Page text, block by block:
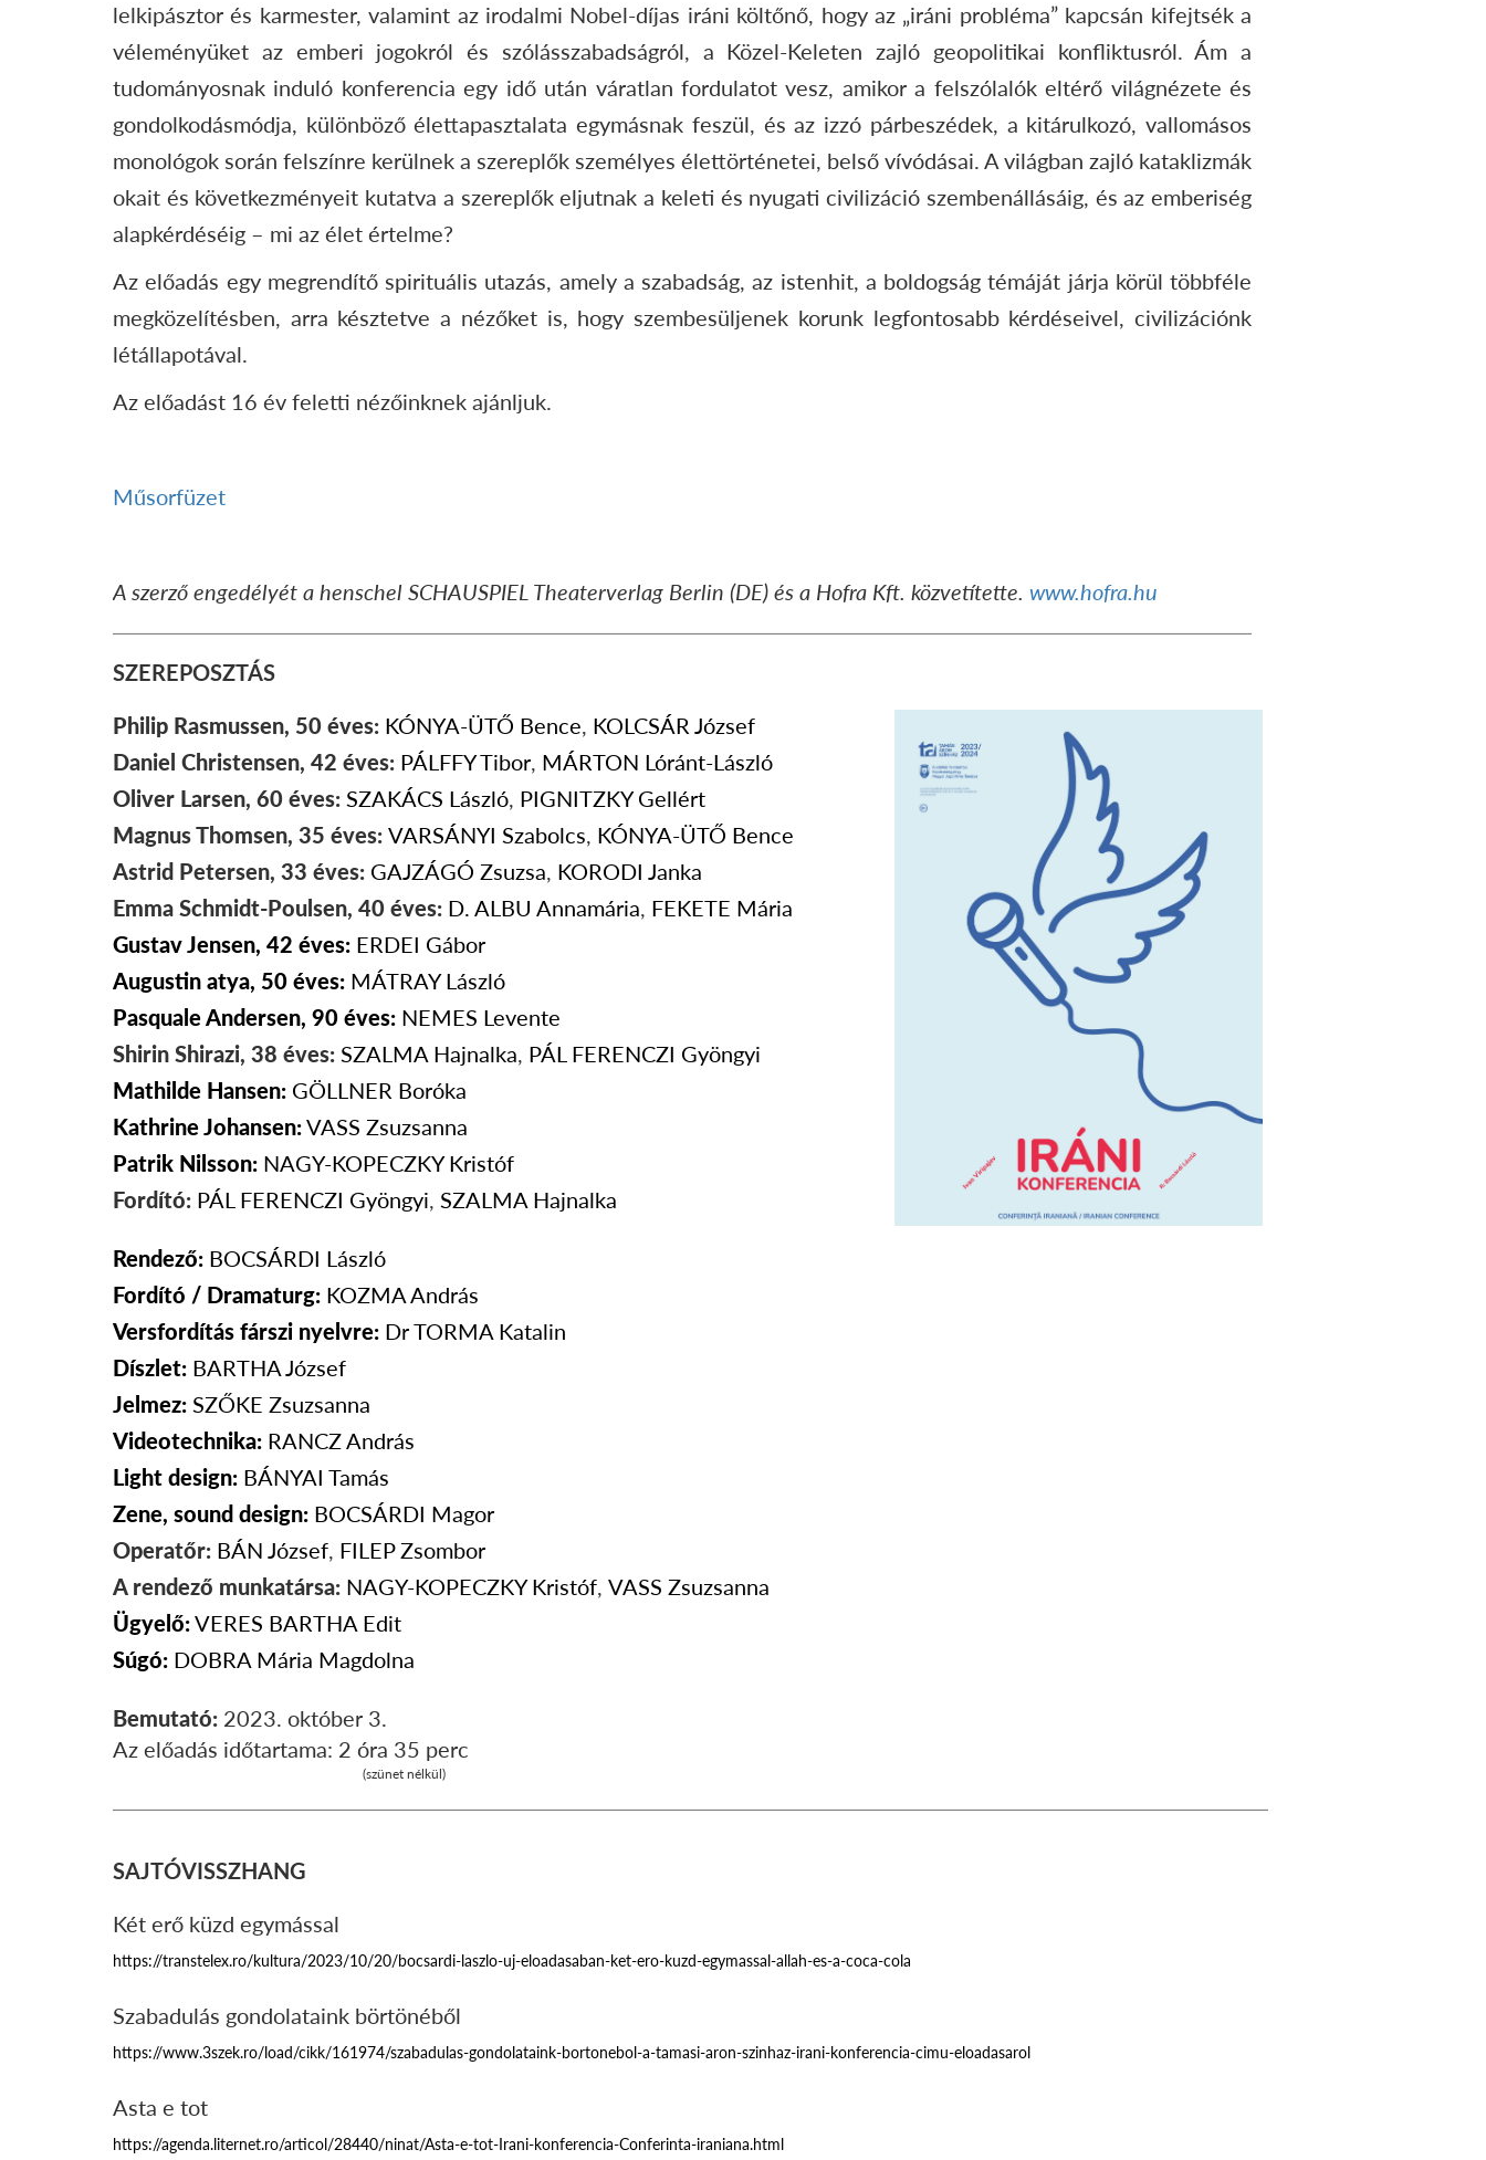
lelkipásztor és karmester, valamint az irodalmi Nobel-díjas iráni költőnő, hogy az „iráni probléma” kapcsán kifejtsék a
véleményüket az emberi jogokról és szólásszabadságról, a Közel-Keleten zajló geopolitikai konfliktusról. Ám a
tudományosnak induló konferencia egy idő után váratlan fordulatot vesz, amikor a felszólalók eltérő világnézete és
gondolkodásmódja, különböző élettapasztalata egymásnak feszül, és az izzó párbeszédek, a kitárulkozó, vallomásos
monológok során felszínre kerülnek a szereplők személyes élettörténetei, belső vívódásai. A világban zajló kataklizmák
okait és következményeit kutatva a szereplők eljutnak a keleti és nyugati civilizáció szembenállásáig, és az emberiség
alapkérdéséig – mi az élet értelme?
Az előadás egy megrendítő spirituális utazás, amely a szabadság, az istenhit, a boldogság témáját járja körül többféle
megközelítésben, arra késztetve a nézőket is, hogy szembesüljenek korunk legfontosabb kérdéseivel, civilizációnk
létállapotával.
Az előadást 16 év feletti nézőinknek ajánljuk.
Műsorfüzet
A szerző engedélyét a henschel SCHAUSPIEL Theaterverlag Berlin (DE) és a Hofra Kft. közvetítette. www.hofra.hu
SZEREPOSZTÁS
Philip Rasmussen, 50 éves: KÓNYA-ÜTŐ Bence, KOLCSÁR József
Daniel Christensen, 42 éves: PÁLFFYTibor, MÁRTON Lóránt-László
Oliver Larsen, 60 éves: SZAKÁCS László, PIGNITZKYGellért
Magnus Thomsen, 35 éves: VARSÁNYI Szabolcs, KÓNYA-ÜTŐ Bence
Astrid Petersen, 33 éves: GAJZÁGÓ Zsuzsa, KORODI Janka
Emma Schmidt-Poulsen, 40 éves: D. ALBU Annamária, FEKETE Mária
Gustav Jensen, 42 éves: ERDEI Gábor
Augustin atya, 50 éves: MÁTRAYLászló
Pasquale Andersen, 90 éves: NEMES Levente
Shirin Shirazi, 38 éves: SZALMA Hajnalka, PÁL FERENCZI Gyöngyi
Mathilde Hansen: GÖLLNER Boróka
Kathrine Johansen:VASS Zsuzsanna
Patrik Nilsson: NAGY-KOPECZKYKristóf
Fordító: PÁL FERENCZI Gyöngyi, SZALMA Hajnalka
Rendező: BOCSÁRDI László
Fordító / Dramaturg: KOZMA András
Versfordítás fárszi nyelvre: Dr TORMA Katalin
Díszlet: BARTHA József
Jelmez: SZŐKE Zsuzsanna
Videotechnika: RANCZ András
Light design: BÁNYAI Tamás
Zene, sound design: BOCSÁRDI Magor
Operatőr: BÁN József, FILEP Zsombor
A rendező munkatársa: NAGY-KOPECZKYKristóf, VASS Zsuzsanna
Ügyelő:VERES BARTHA Edit
Súgó: DOBRA Mária Magdolna
Bemutató: 2023. október 3.
Az előadás időtartama: 2 óra 35 perc
(szünet nélkül)
SAJTÓVISSZHANG
Két erő küzd egymással
https://transtelex.ro/kultura/2023/10/20/bocsardi-laszlo-uj-eloadasaban-ket-ero-kuzd-egymassal-allah-es-a-coca-cola
Szabadulás gondolataink börtönéből
https://www.3szek.ro/load/cikk/161974/szabadulas-gondolataink-bortonebol-a-tamasi-aron-szinhaz-irani-konferencia-cimu-eloadasarol
Asta e tot
https://agenda.liternet.ro/articol/28440/ninat/Asta-e-tot-Irani-konferencia-Conferinta-iraniana.html